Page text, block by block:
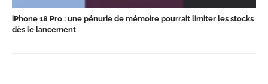
iPhone 18 Pro : une pénurie de mémoire pourrait limiter les stocks
dès le lancement